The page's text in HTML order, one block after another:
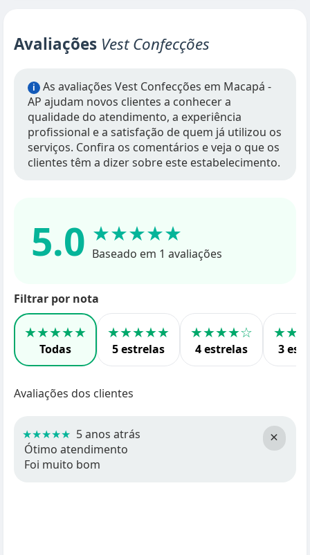
Avaliações Vest Confecções
i
As avaliações Vest Confecções em Macapá -
AP ajudam novos clientes a conhecer a
qualidade do atendimento, a experiência
profissional e a satisfação de quem já utilizou os
serviços. Confira os comentários e veja o que os
clientes têm a dizer sobre este estabelecimento.
5.0 ★★★★★
Baseado em 1 avaliações
Filtrar por nota
★★★★★
Todas
★★★★★
5 estrelas
★★★★☆
4 estrelas 3
Avaliações dos clientes
×
★★★★★ 5 anos atrás
Ótimo atendimento
Foi muito bom